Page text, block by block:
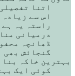
اتنا
اس سے
راستہ یہ
درمیانی
ڈھانچہ
گنجائش بھی
بہترین خاکہ
کوئی ایک